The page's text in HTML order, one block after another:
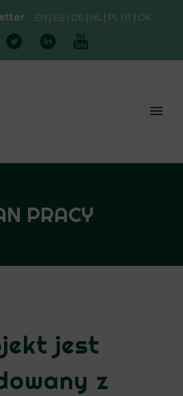
EN ES DE NL PL IT DK
PRACY
jest
z